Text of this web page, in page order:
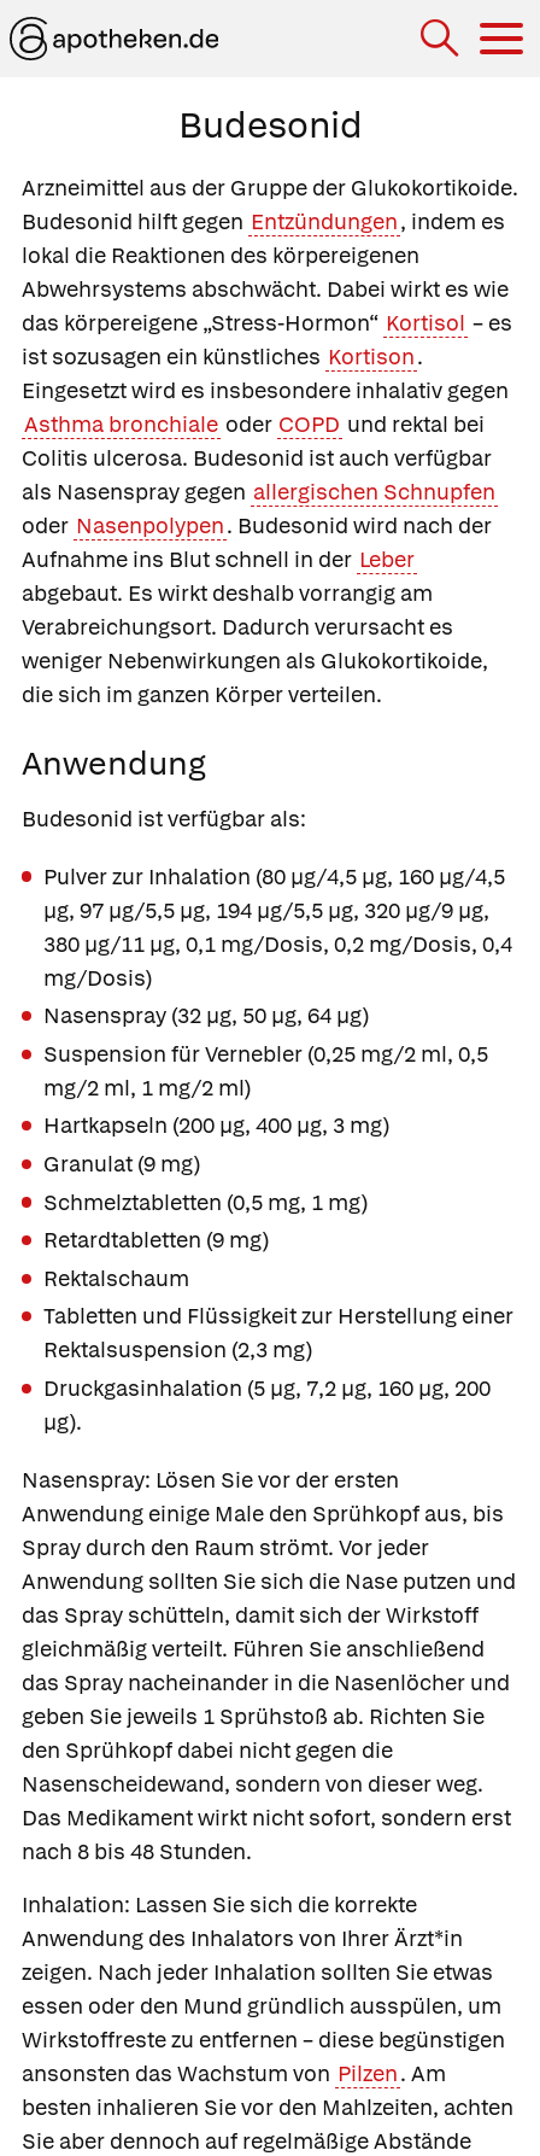
Budesonid
Arzneimittel aus der Gruppe der Glukokortikoide.
Budesonid hilft gegen Entzündungen, indem es
lokal die Reaktionen des körpereigenen
Abwehrsystems abschwächt. Dabei wirkt es wie
das körpereigene „Stress-Hormon“ Kortisol – es
ist sozusagen ein künstliches Kortison.
Eingesetzt wird es insbesondere inhalativ gegen
Asthma bronchiale oder COPD und rektal bei
Colitis ulcerosa. Budesonid ist auch verfügbar
als Nasenspray gegen allergischen Schnupfen
oder Nasenpolypen. Budesonid wird nach der
Aufnahme ins Blut schnell in der Leber
abgebaut. Es wirkt deshalb vorrangig am
Verabreichungsort. Dadurch verursacht es
weniger Nebenwirkungen als Glukokortikoide,
die sich im ganzen Körper verteilen.
Anwendung
Budesonid ist verfügbar als:
Pulver zur Inhalation (80 µg/4,5 µg, 160 µg/4,5
µg, 97 µg/5,5 µg, 194 µg/5,5 µg, 320 µg/9 µg,
380 µg/11 µg, 0,1 mg/Dosis, 0,2 mg/Dosis, 0,4
mg/Dosis)
Nasenspray (32 µg, 50 µg, 64 µg)
Suspension für Vernebler (0,25 mg/2 ml, 0,5
mg/2 ml, 1 mg/2 ml)
Hartkapseln (200 µg, 400 µg, 3 mg)
Granulat (9 mg)
Schmelztabletten (0,5 mg, 1 mg)
Retardtabletten (9 mg)
Rektalschaum
Tabletten und Flüssigkeit zur Herstellung einer
Rektalsuspension (2,3 mg)
Druckgasinhalation (5 µg, 7,2 µg, 160 µg, 200
µg).
Nasenspray: Lösen Sie vor der ersten
Anwendung einige Male den Sprühkopf aus, bis
Spray durch den Raum strömt. Vor jeder
Anwendung sollten Sie sich die Nase putzen und
das Spray schütteln, damit sich der Wirkstoff
gleichmäßig verteilt. Führen Sie anschließend
das Spray nacheinander in die Nasenlöcher und
geben Sie jeweils 1 Sprühstoß ab. Richten Sie
den Sprühkopf dabei nicht gegen die
Nasenscheidewand, sondern von dieser weg.
Das Medikament wirkt nicht sofort, sondern erst
nach 8 bis 48 Stunden.
Inhalation: Lassen Sie sich die korrekte
Anwendung des Inhalators von Ihrer Ärzt*in
zeigen. Nach jeder Inhalation sollten Sie etwas
essen oder den Mund gründlich ausspülen, um
Wirkstoffreste zu entfernen – diese begünstigen
ansonsten das Wachstum von Pilzen. Am
besten inhalieren Sie vor den Mahlzeiten, achten
Sie aber dennoch auf regelmäßige Abstände